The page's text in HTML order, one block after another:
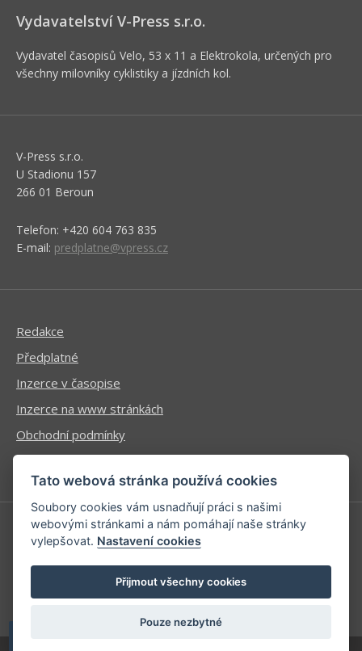
Vydavatelství V-Press s.r.o.
Vydavatel časopisů Velo, 53 x 11 a Elektrokola, určených pro
všechny milovníky cyklistiky a jízdních kol.
V-Press s.r.o.
U Stadionu 157
266 01 Beroun
Telefon: +420 604 763 835
E-mail: predplatne@vpress.cz
Redakce
Předplatné
Inzerce v časopise
Inzerce na www stránkách
Obchodní podmínky
Ochrana osobních údajů
Příhlášení | Registrace
Kontaktní informace
Mapa stránek
Tato webová stránka používá cookies
Soubory cookies vám usnadňují práci s našimi
webovými stránkami a nám pomáhají naše stránky
vylepšovat. Nastavení cookies
Přijmout všechny cookies
Pouze nezbytné